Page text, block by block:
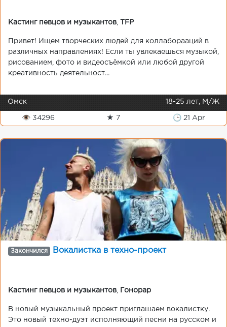
Кастинг певцов и музыкантов TFP
Привет! Ищем творческих людей для коллаборааций в
различных направлениях! Если ты увлекаешься музыкой,
рисованием, фото и видеосъёмкой или любой другой
креативность деятельност...
Омск 18-25 лет, М/Ж
👁 34296 ★ 7 🕒 21 Apr
Закончился Вокалистка в техно-проект
Кастинг певцов и музыкантов Гонорар
В новый музыкальный проект приглашаем вокалистку.
Это новый техно-дуэт исполняющий песни на русском и